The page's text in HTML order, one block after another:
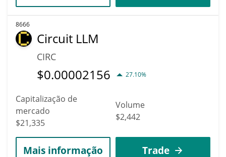
8666
Circuit LLM
CIRC
$0.00002156 27.10%
Capitalização de
mercado
$21,335
Volume
$2,442
Mais informação Trade